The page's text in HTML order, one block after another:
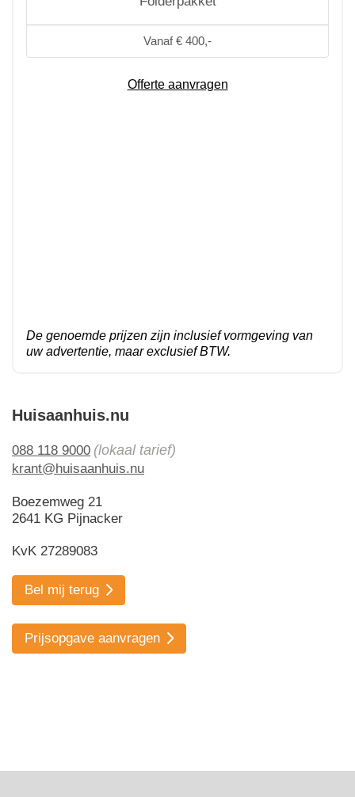
Huisaanhuis.nu
088 118 9000 (lokaal tarief)
krant@huisaanhuis.nu
Boezemweg 21
2641 KG Pijnacker
KvK 27289083
Bel mij terug
Prijsopgave aanvragen
Vanaf € 400,-
Offerte aanvragen
De genoemde prijzen zijn inclusief vormgeving van
uw advertentie, maar exclusief BTW.